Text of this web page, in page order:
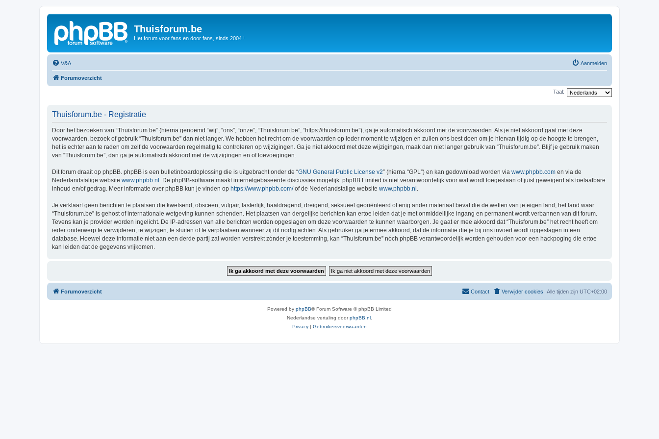
Thuisforum.be
Het forum voor fans en door fans, sinds 2004 !
V&A Aanmelden
Forumoverzicht
Taal:
Thuisforum.be - Registratie
Door het bezoeken van “Thuisforum.be” (hierna genoemd “wij”, “ons”, “onze”, “Thuisforum.be”, “https://thuisforum.be”), ga je automatisch akkoord met de voorwaarden. Als je niet akkoord gaat met deze
voorwaarden, bezoek of gebruik “Thuisforum.be” dan niet langer. We hebben het recht om de voorwaarden op ieder moment te wijzigen en zullen ons best doen om je hiervan tijdig op de hoogte te brengen,
het is echter aan te raden om zelf de voorwaarden regelmatig te controleren op wijzigingen. Ga je niet akkoord met deze wijzigingen, maak dan niet langer gebruik van “Thuisforum.be”. Blijf je gebruik maken
van “Thuisforum.be”, dan ga je automatisch akkoord met de wijzigingen en of toevoegingen.
Dit forum draait op phpBB. phpBB is een bulletinboardoplossing die is uitgebracht onder de “GNU General Public License v2” (hierna “GPL”) en kan gedownload worden via www.phpbb.com en via de
Nederlandstalige website www.phpbb.nl . De phpBB-software maakt internetgebaseerde discussies mogelijk. phpBB Limited is niet verantwoordelijk voor wat wordt toegestaan of juist geweigerd als toelaatbare
inhoud en/of gedrag. Meer informatie over phpBB kun je vinden op https://www.phpbb.com/of de Nederlandstalige website www.phpbb.nl .
Je verklaart geen berichten te plaatsen die kwetsend, obsceen, vulgair, lasterlijk, haatdragend, dreigend, seksueel georiënteerd of enig ander materiaal bevat die de wetten van je eigen land, het land waar
“Thuisforum.be” is gehost of internationale wetgeving kunnen schenden. Het plaatsen van dergelijke berichten kan ertoe leiden dat je met onmiddellijke ingang en permanent wordt verbannen van dit forum.
Tevens kan je provider worden ingelicht. De IP-adressen van alle berichten worden opgeslagen om deze voorwaarden te kunnen waarborgen. Je gaat er mee akkoord dat “Thuisforum.be” het recht heeft om
ieder onderwerp te verwijderen, te wijzigen, te sluiten of te verplaatsen wanneer zij dit nodig achten. Als gebruiker ga je ermee akkoord, dat de informatie die je bij ons invoert wordt opgeslagen in een
database. Hoewel deze informatie niet aan een derde partij zal worden verstrekt zónder je toestemming, kan “Thuisforum.be” nóch phpBB verantwoordelijk worden gehouden voor een hackpoging die ertoe
kan leiden dat de gegevens vrijkomen.
Forumoverzicht Alle tijden zijn UTC+02:00
Verwijder cookies
Contact
Powered by phpBB® Forum Software © phpBB Limited
Nederlandse vertaling doorphpBB.nl
Privacy | Gebruikersvoorwaarden